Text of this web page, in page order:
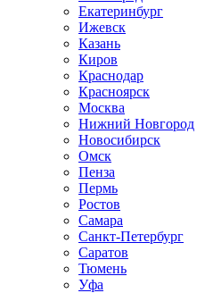
Екатеринбург
Ижевск
Казань
Киров
Краснодар
Красноярск
Москва
Нижний Новгород
Новосибирск
Омск
Пенза
Пермь
Ростов
Самара
Санкт-Петербург
Саратов
Тюмень
Уфа